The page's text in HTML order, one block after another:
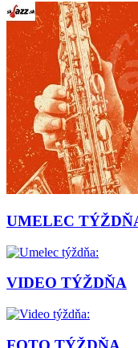
UMELEC
VIDEO TÝŽDŇA